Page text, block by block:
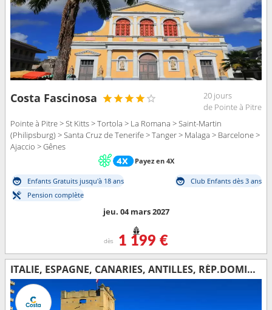
Costa Fascinosa
20 jours
de Pointe à Pitre
Pointe à Pitre > St Kitts > Tortola > La Romana > Saint-Martin
(Philipsburg) > Santa Cruz de Tenerife > Tanger > Malaga > Barcelone >
Ajaccio > Gênes
Payez en 4X
Enfants Gratuits jusqu'à 18 ans
Club Enfants dès 3 ans
Pension complète
jeu. 04 mars 2027
dès 1 199 €
ITALIE, ESPAGNE, CANARIES, ANTILLES, RÉP.DOMINICAINE, ILES VIERGES